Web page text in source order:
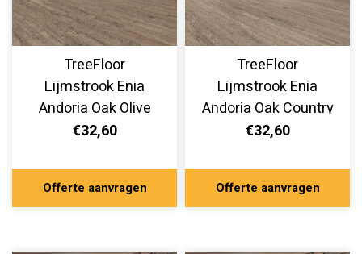
TreeFloor
Lijmstrook Enia
Andoria Oak Olive
AND32150-240
€32,60
Offerte aanvragen
TreeFloor
Lijmstrook Enia
Andoria Oak Country
AND32150-220
€32,60
Offerte aanvragen